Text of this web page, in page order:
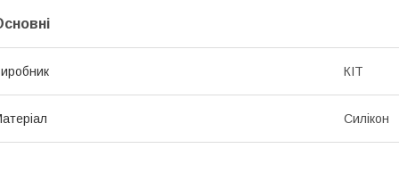
КІТ
Силікон